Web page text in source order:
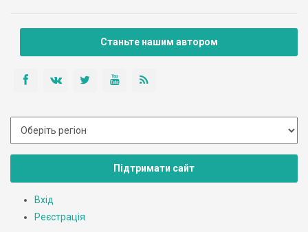
Станьте нашим автором
Підтримати сайт
Вхід
Реєстрація